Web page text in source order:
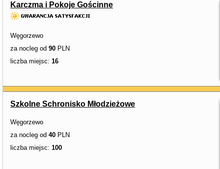
Karczma i Pokoje Gościnne
Węgorzewo
za nocleg od 90 PLN
liczba miejsc: 16
Szkolne Schronisko Młodzieżowe
Węgorzewo
za nocleg od 40 PLN
liczba miejsc: 100